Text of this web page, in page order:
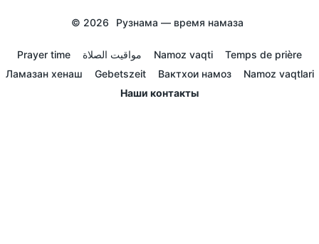
© 2026 Рузнама — время намаза
Prayer time مواقيت الصلاة Namoz vaqti
Temps de prière
Ламазан хенаш
Gebetszeit Вактхои намоз
Namoz vaqtlari
Наши контакты